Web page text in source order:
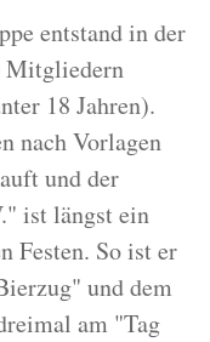
entstand in der
Mitgliedern
18 Jahren).
nach Vorlagen
und der
ist längst ein
Festen. So ist er
und dem
am "Tag